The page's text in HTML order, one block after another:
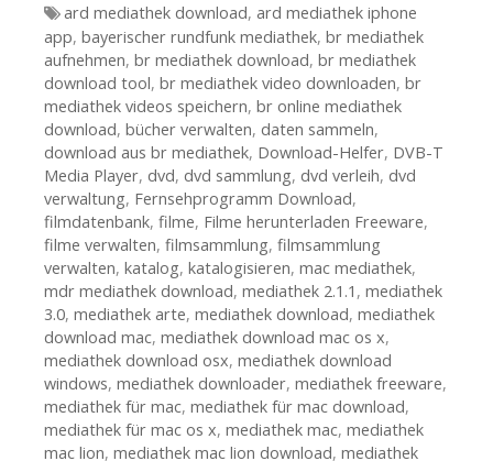
Tags
ard mediathek download, ard mediathek iphone
app, bayerischer rundfunk mediathek, br mediathek
aufnehmen, br mediathek download, br mediathek
download tool, br mediathek video downloaden, br
mediathek videos speichern, br online mediathek
download, bücher verwalten, daten sammeln,
download aus br mediathek, Download-Helfer, DVB-T
Media Player, dvd, dvd sammlung, dvd verleih, dvd
verwaltung, Fernsehprogramm Download,
filmdatenbank, filme, Filme herunterladen Freeware,
filme verwalten, filmsammlung, filmsammlung
verwalten, katalog, katalogisieren, mac mediathek,
mdr mediathek download, mediathek 2.1.1 , mediathek
3.0, mediathek arte, mediathek download, mediathek
download mac, mediathek download mac os x,
mediathek download osx, mediathek download
windows, mediathek downloader, mediathek freeware,
mediathek für mac, mediathek für mac download,
mediathek für mac os x, mediathek mac, mediathek
mac lion, mediathek mac lion download, mediathek